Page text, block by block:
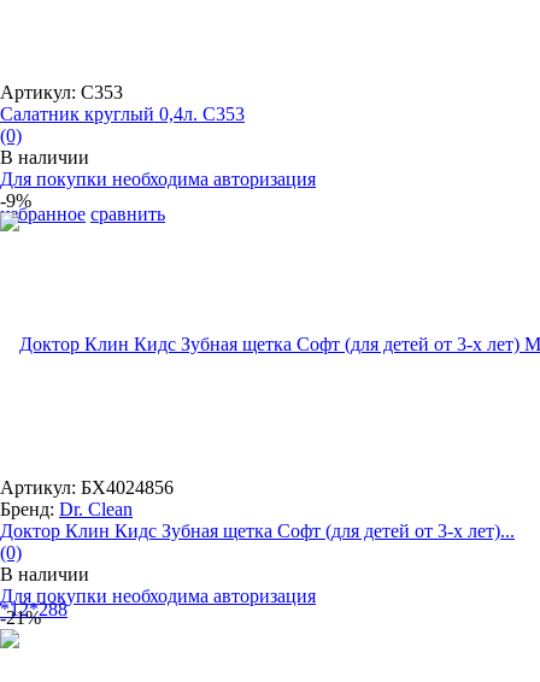
избранное сравнить
Артикул: С353
Салатник круглый 0,4л. С353
(0)
В наличии
Для покупки необходима авторизация
-9%
Артикул: БХ4024856
Бренд: Dr. Clean
Доктор Клин Кидс Зубная щетка Софт (для детей от 3-х лет)...
(0)
В наличии
Для покупки необходима авторизация
-21%